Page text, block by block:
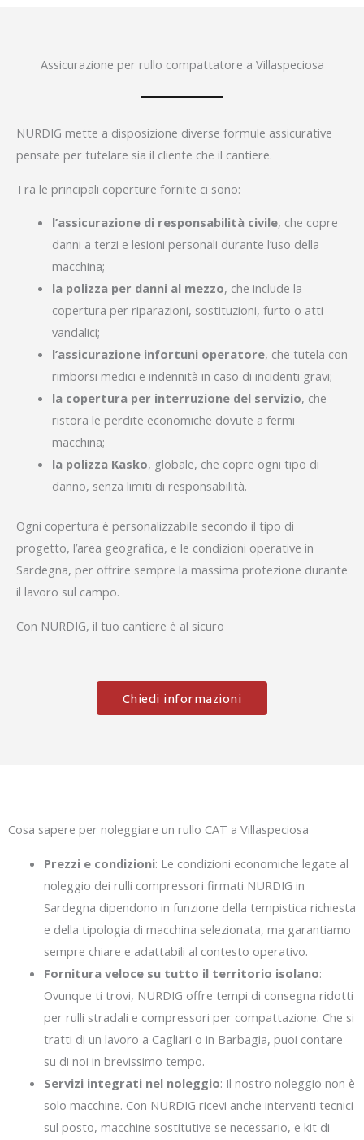
Assicurazione per rullo compattatore a Villaspeciosa
NURDIG mette a disposizione diverse formule assicurative
pensate per tutelare sia il cliente che il cantiere.
Tra le principali coperture fornite ci sono:
l’assicurazione di responsabilità civile, che copre
danni a terzi e lesioni personali durante l’uso della
macchina;
la polizza per danni al mezzo, che include la
copertura per riparazioni, sostituzioni, furto o atti
vandalici;
l’assicurazione infortuni operatore, che tutela con
rimborsi medici e indennità in caso di incidenti gravi;
la copertura per interruzione del servizio, che
ristora le perdite economiche dovute a fermi
macchina;
la polizza Kasko, globale, che copre ogni tipo di
danno, senza limiti di responsabilità.
Ogni copertura è personalizzabile secondo il tipo di
progetto, l’area geografica, e le condizioni operative in
Sardegna, per offrire sempre la massima protezione durante
il lavoro sul campo.
Con NURDIG, il tuo cantiere è al sicuro
Chiedi informazioni
Cosa sapere per noleggiare un rullo CAT a Villaspeciosa
Prezzi e condizioni: Le condizioni economiche legate al
noleggio dei rulli compressori firmati NURDIG in
Sardegna dipendono in funzione della tempistica richiesta
e della tipologia di macchina selezionata, ma garantiamo
sempre chiare e adattabili al contesto operativo.
Fornitura veloce su tutto il territorio isolano:
Ovunque ti trovi, NURDIG offre tempi di consegna ridotti
per rulli stradali e compressori per compattazione. Che si
tratti di un lavoro a Cagliari o in Barbagia, puoi contare
su di noi in brevissimo tempo.
Servizi integrati nel noleggio: Il nostro noleggio non è
solo macchine. Con NURDIG ricevi anche interventi tecnici
sul posto, macchine sostitutive se necessario, e kit di